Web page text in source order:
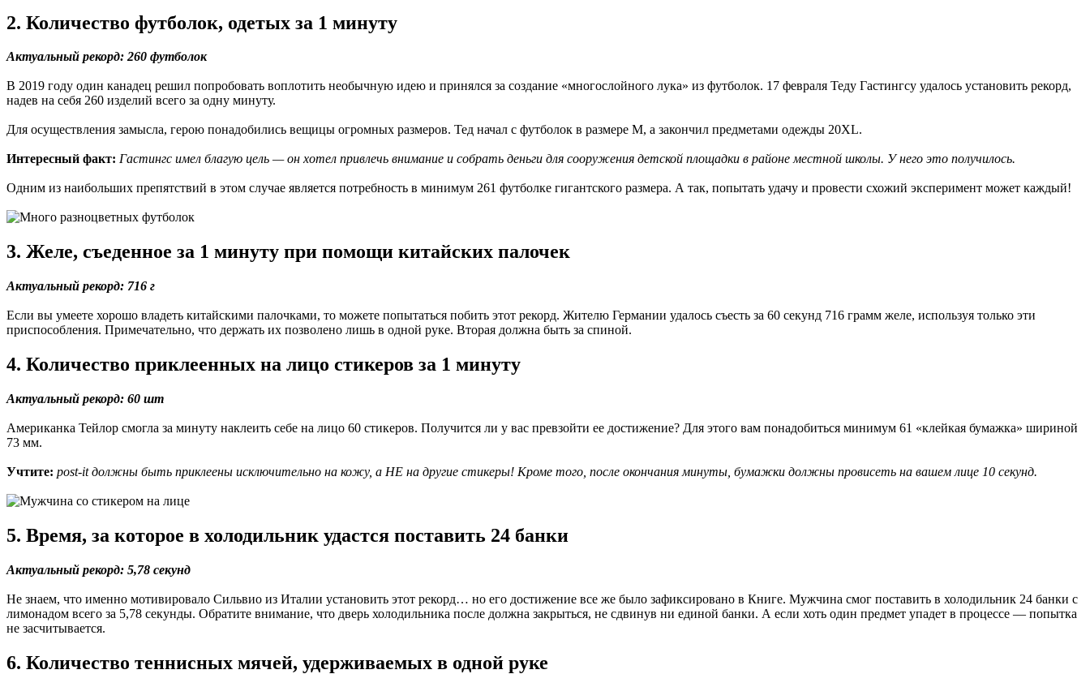
2. Количество футболок, одетых за 1 минуту
Актуальный рекорд: 260 футболок
В 2019 году один канадец решил попробовать воплотить необычную идею и принялся за создание «многослойного лука» из футболок. 17 февраля Теду Гастингсу удалось установить рекорд,
надев на себя 260 изделий всего за одну минуту.
Для осуществления замысла, герою понадобились вещицы огромных размеров. Тед начал с футболок в размере М, а закончил предметами одежды 20ХL.
Интересный факт: Гастингс имел благую цель — он хотел привлечь внимание и собрать деньги для сооружения детской площадки в районе местной школы. У него это получилось.
Одним из наибольших препятствий в этом случае является потребность в минимум 261 футболке гигантского размера. А так, попытать удачу и провести схожий эксперимент может каждый!
3. Желе, съеденное за 1 минуту при помощи китайских палочек
Актуальный рекорд: 716 г
Если вы умеете хорошо владеть китайскими палочками, то можете попытаться побить этот рекорд. Жителю Германии удалось съесть за 60 секунд 716 грамм желе, используя только эти
приспособления. Примечательно, что держать их позволено лишь в одной руке. Вторая должна быть за спиной.
4. Количество приклеенных на лицо стикеров за 1 минуту
Актуальный рекорд: 60 шт
Американка Тейлор смогла за минуту наклеить себе на лицо 60 стикеров. Получится ли у вас превзойти ее достижение? Для этого вам понадобиться минимум 61 «клейкая бумажка» шириной
73 мм.
Учтите: post-it должны быть приклеены исключительно на кожу, а НЕ на другие стикеры! Кроме того, после окончания минуты, бумажки должны провисеть на вашем лице 10 секунд.
5. Время, за которое в холодильник удастся поставить 24 банки
Актуальный рекорд: 5,78 секунд
Не знаем, что именно мотивировало Сильвио из Италии установить этот рекорд… но его достижение все же было зафиксировано в Книге. Мужчина смог поставить в холодильник 24 банки с
лимонадом всего за 5,78 секунды. Обратите внимание, что дверь холодильника после должна закрыться, не сдвинув ни единой банки. А если хоть один предмет упадет в процессе — попытка
не засчитывается.
6. Количество теннисных мячей, удерживаемых в одной руке